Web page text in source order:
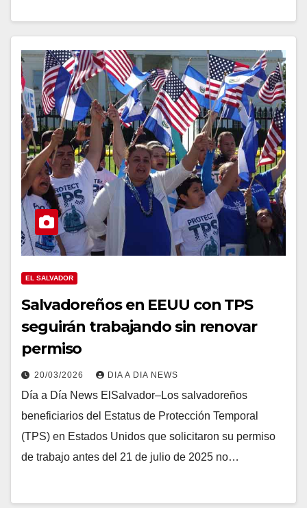
EL SALVADOR
Salvadoreños en EEUU con TPS
seguirán trabajando sin renovar
permiso
20/03/2026 DIA A DIA NEWS
Día a Día News ElSalvador–Los salvadoreños
beneficiarios del Estatus de Protección Temporal
(TPS) en Estados Unidos que solicitaron su permiso
de trabajo antes del 21 de julio de 2025 no…